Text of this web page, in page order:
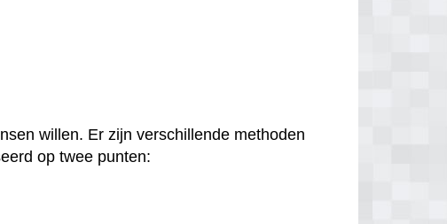
willen. Er zijn verschillende methoden
op twee punten: